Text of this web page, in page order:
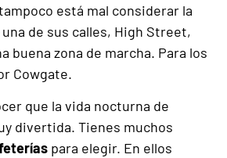
está mal considerar la
de sus calles, High Street,
buena zona de marcha. Para los
Cowgate.
que la vida nocturna de
divertida. Tienes muchos
para elegir. En ellos